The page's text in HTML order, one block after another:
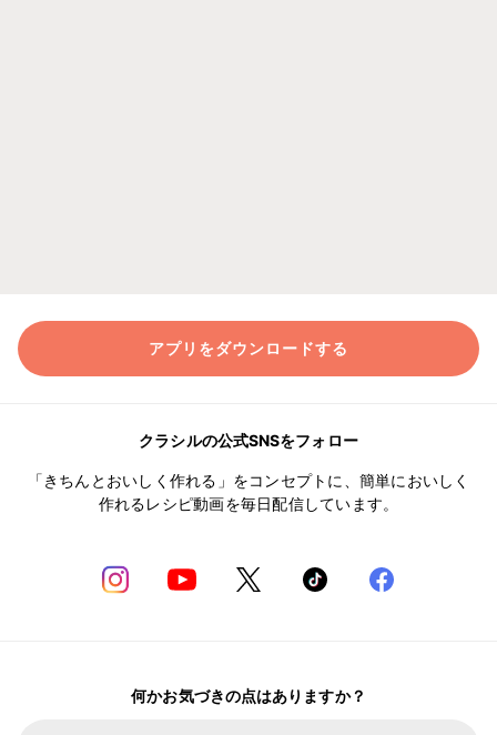
アプリをダウンロードする
クラシルの公式SNSをフォロー
「きちんとおいしく作れる」をコンセプトに、簡単においしく
作れるレシピ動画を毎日配信しています。
何かお気づきの点はありますか？